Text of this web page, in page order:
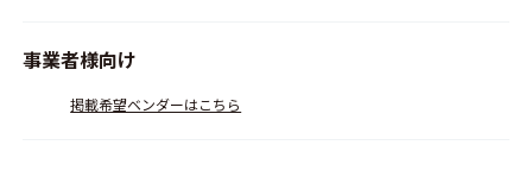
事業者様向け
掲載希望ベンダーはこちら